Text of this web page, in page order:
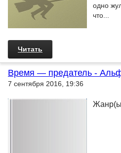
одно
что...
Читать
Время — предатель -
7 сентября 2016, 19:36